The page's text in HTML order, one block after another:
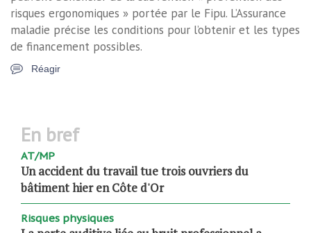
risques ergonomiques » portée par le Fipu. L’Assurance
maladie précise les conditions pour l’obtenir et les types
de financement possibles.
Réagir
en bref
AT/MP
Un accident du travail tue trois ouvriers du
bâtiment hier en Côte d'Or
Risques physiques